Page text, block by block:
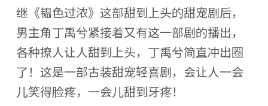
继《韫色过浓》这部甜到上头的甜宠剧后，
男主角丁禹兮紧接着又有这一部剧的播出，
各种撩人让人甜到上头，丁禹兮简直冲出圈
了！这是一部古装甜宠轻喜剧，会让人一会
儿笑得脸疼，一会儿甜到牙疼！